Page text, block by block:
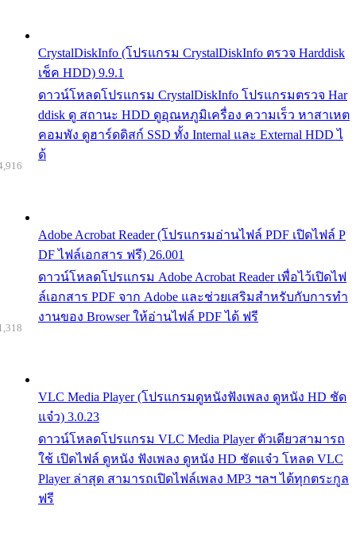
CrystalDiskInfo (โปรแกรม CrystalDiskInfo ตรวจ Harddisk
เช็ค HDD) 9.9.1
ดาวน์โหลดโปรแกรม CrystalDiskInfo โปรแกรมตรวจ Har
ddisk ดู สถานะ HDD ดูอุณหภูมิเครื่อง ความเร็ว หาสาเหต
คอมพัง ดูฮาร์ดดิสก์ SSD ทั้ง Internal และ External HDD ไ
ด้
Adobe Acrobat Reader (โปรแกรมอ่านไฟล์ PDF เปิดไฟล์ P
DF ไฟล์เอกสาร ฟรี) 26.001
ดาวน์โหลดโปรแกรม Adobe Acrobat Reader เพื่อไว้เปิดไฟ
ล์เอกสาร PDF จาก Adobe และช่วยเสริมสำหรับกับการทำ
งานของ Browser ให้อ่านไฟล์ PDF ได้ ฟรี
VLC Media Player (โปรแกรมดูหนังฟังเพลง ดูหนัง HD ชัด
แจ๋ว) 3.0.23
ดาวน์โหลดโปรแกรม VLC Media Player ตัวเดียวสามารถ
ใช้ เปิดไฟล์ ดูหนัง ฟังเพลง ดูหนัง HD ชัดแจ๋ว โหลด VLC
Player ล่าสุด สามารถเปิดไฟล์เพลง MP3 ฯลฯ ได้ทุกตระกูล
ฟรี